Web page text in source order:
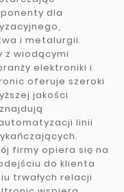
dla
i metalurgii.
z wiodącymi
elektroniki i
oferuje szeroki
jakości
linii
firmy opiera się na
do klienta
trwałych relacji